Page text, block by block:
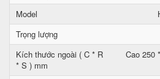
Model
Trọng lượng
Kích thước ngoài ( C * R
* S ) mm
Cao 250